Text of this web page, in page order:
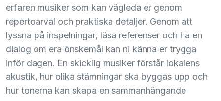
erfaren musiker som kan vägleda er genom
repertoarval och praktiska detaljer. Genom att
lyssna på inspelningar, läsa referenser och ha en
dialog om era önskemål kan ni känna er trygga
inför dagen. En skicklig musiker förstår lokalens
akustik, hur olika stämningar ska byggas upp och
hur tonerna kan skapa en sammanhängande